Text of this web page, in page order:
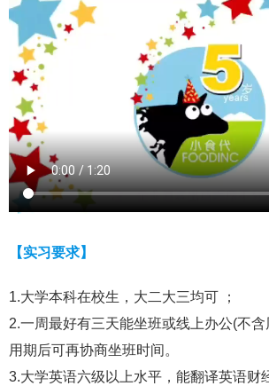
【实习要求】
1.大学本科在校生，大二大三均可 ；
2.一周最好有三天能坐班或线上办公(不
用期后可再协商坐班时间。
3.大学英语六级以上水平，能翻译英语财